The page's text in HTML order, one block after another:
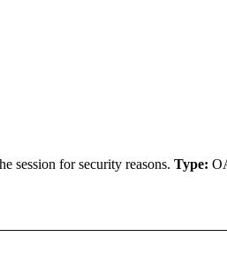
session for security reasons. Type: